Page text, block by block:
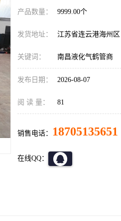
产品数量： 9999.00个
发货地址： 江苏省连云港海州区
关键词： 南昌液化气鹤管商
发布日期： 2026-08-07
阅 读 量： 81
销售电话： 18705135651
在线QQ：